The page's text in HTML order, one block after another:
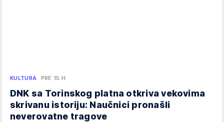
KULTURA PRE 15 H
DNK sa Torinskog platna otkriva vekovima
skrivanu istoriju: Naučnici pronašli
neverovatne tragove